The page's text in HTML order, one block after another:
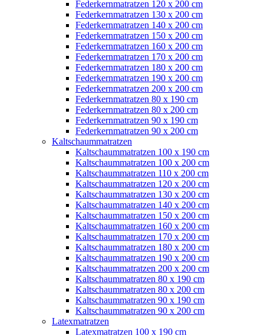
Federkernmatratzen 120 x 200 cm
Federkernmatratzen 130 x 200 cm
Federkernmatratzen 140 x 200 cm
Federkernmatratzen 150 x 200 cm
Federkernmatratzen 160 x 200 cm
Federkernmatratzen 170 x 200 cm
Federkernmatratzen 180 x 200 cm
Federkernmatratzen 190 x 200 cm
Federkernmatratzen 200 x 200 cm
Federkernmatratzen 80 x 190 cm
Federkernmatratzen 80 x 200 cm
Federkernmatratzen 90 x 190 cm
Federkernmatratzen 90 x 200 cm
Kaltschaummatratzen
Kaltschaummatratzen 100 x 190 cm
Kaltschaummatratzen 100 x 200 cm
Kaltschaummatratzen 110 x 200 cm
Kaltschaummatratzen 120 x 200 cm
Kaltschaummatratzen 130 x 200 cm
Kaltschaummatratzen 140 x 200 cm
Kaltschaummatratzen 150 x 200 cm
Kaltschaummatratzen 160 x 200 cm
Kaltschaummatratzen 170 x 200 cm
Kaltschaummatratzen 180 x 200 cm
Kaltschaummatratzen 190 x 200 cm
Kaltschaummatratzen 200 x 200 cm
Kaltschaummatratzen 80 x 190 cm
Kaltschaummatratzen 80 x 200 cm
Kaltschaummatratzen 90 x 190 cm
Kaltschaummatratzen 90 x 200 cm
Latexmatratzen
Latexmatratzen 100 x 190 cm